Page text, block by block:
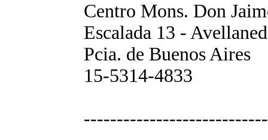
Centro Mons. Don
Escalada 13 -
Pcia. de Buenos Aires
15-5314-4833